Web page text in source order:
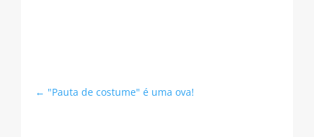
← "Pauta de costume" é uma ova!